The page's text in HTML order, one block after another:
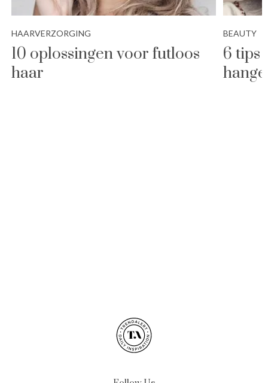
HAARVERZORGING
10 oplossingen voor futloos
haar
BEAUTY
6 tips